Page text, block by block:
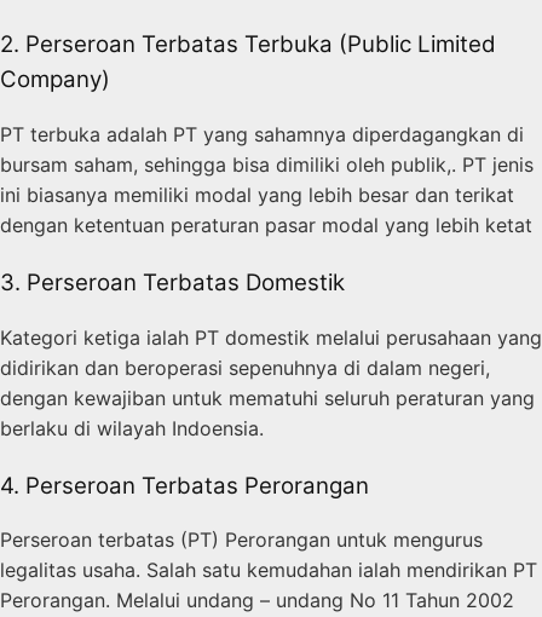
2. Perseroan Terbatas Terbuka (Public Limited
Company)
PT terbuka adalah PT yang sahamnya diperdagangkan di
bursam saham, sehingga bisa dimiliki oleh publik,. PT jenis
ini biasanya memiliki modal yang lebih besar dan terikat
dengan ketentuan peraturan pasar modal yang lebih ketat
3. Perseroan Terbatas Domestik
Kategori ketiga ialah PT domestik melalui perusahaan yang
didirikan dan beroperasi sepenuhnya di dalam negeri,
dengan kewajiban untuk mematuhi seluruh peraturan yang
berlaku di wilayah Indoensia.
4. Perseroan Terbatas Perorangan
Perseroan terbatas (PT) Perorangan untuk mengurus
legalitas usaha. Salah satu kemudahan ialah mendirikan PT
Perorangan. Melalui undang – undang No 11 Tahun 2002